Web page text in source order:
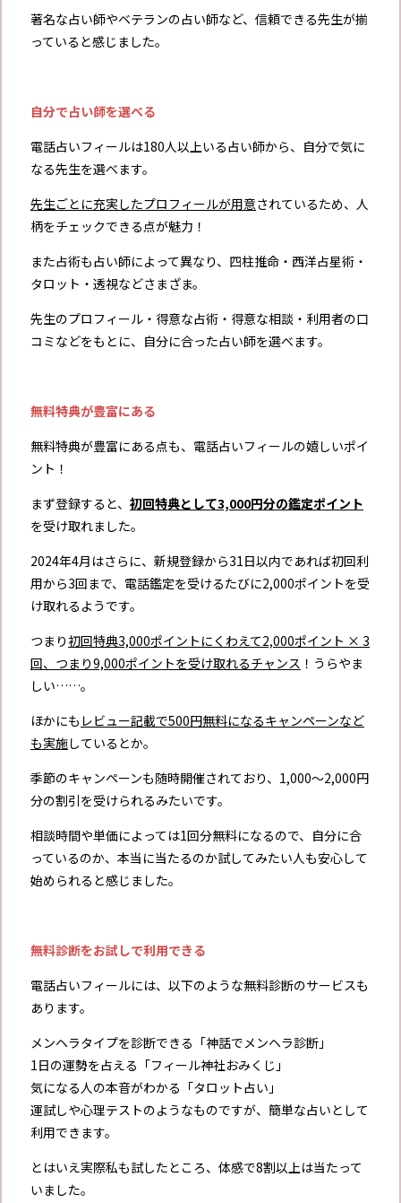
著名な占い師やベテランの占い師など、信頼できる先生が揃
っていると感じました。
自分で占い師を選べる
電話占いフィールは180人以上いる占い師から、自分で気に
なる先生を選べます。
先生ごとに充実したプロフィールが用意されているため、人
柄をチェックできる点が魅力！
また占術も占い師によって異なり、四柱推命・西洋占星術・
タロット・透視などさまざま。
先生のプロフィール・得意な占術・得意な相談・利用者の口
コミなどをもとに、自分に合った占い師を選べます。
無料特典が豊富にある
無料特典が豊富にある点も、電話占いフィールの嬉しいポイ
ント！
まず登録すると、 初回特典として3,000円分の鑑定ポイント
を受け取れました。
2024年4月はさらに、新規登録から31日以内であれば初回利
用から3回まで、電話鑑定を受けるたびに2,000ポイントを受
け取れるようです。
つまり初回特典3,000ポイントにくわえて2,000ポイント × 3
回、つまり9,000ポイントを受け取れるチャンス ！うらやま
しい……。
ほかにも レビュー記載で500円無料になるキャンペーンなど
も実施しているとか。
季節のキャンペーンも随時開催されており、1,000〜2,000円
分の割引を受けられるみたいです。
相談時間や単価によっては1回分無料になるので、自分に合
っているのか、本当に当たるのか試してみたい人も安心して
始められると感じました。
無料診断をお試しで利用できる
電話占いフィールには、以下のような無料診断のサービスも
あります。
メンヘラタイプを診断できる「神話でメンヘラ診断」
1日の運勢を占える「フィール神社おみくじ」
気になる人の本音がわかる「タロット占い」
運試しや心理テストのようなものですが、簡単な占いとして
利用できます。
とはいえ実際私も試したところ、体感で8割以上は当たって
いました。